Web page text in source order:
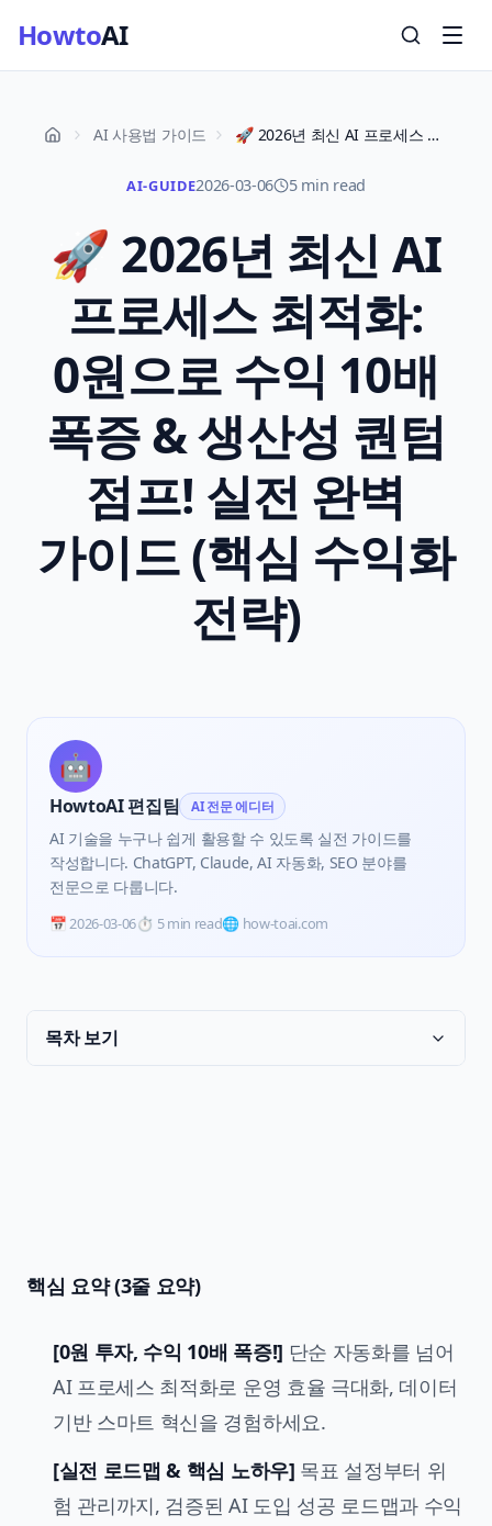
HowtoAI
AI 사용법 가이드 🚀 2026년 최신 AI 프로세스 최적화: 0원으로 수익 10배 폭증 & 생산성 퀀텀 점프! 실전 완벽 가이드 (핵심 수익화 전략)
AI-GUIDE2026-03-06 5 min read
🚀 2026년 최신 AI
프로세스 최적화:
0원으로 수익 10배
폭증 & 생산성 퀀텀
점프! 실전 완벽
가이드 (핵심 수익화
전략)
🤖
HowtoAI 편집팀 AI 전문 에디터
AI 기술을 누구나 쉽게 활용할 수 있도록 실전 가이드를
작성합니다. ChatGPT, Claude, AI 자동화, SEO 분야를
전문으로 다룹니다.
📅2026-03-06⏱️ 5 min read🌐 how-toai.com
목차 보기
핵심 요약 (3줄 요약)
[0원 투자, 수익 10배 폭증!] 단순 자동화를 넘어
AI 프로세스 최적화로 운영 효율 극대화, 데이터
기반 스마트 혁신을 경험하세요.
[실전 로드맵 & 핵심 노하우] 목표 설정부터 위
험 관리까지, 검증된 AI 도입 성공 로드맵과 수익